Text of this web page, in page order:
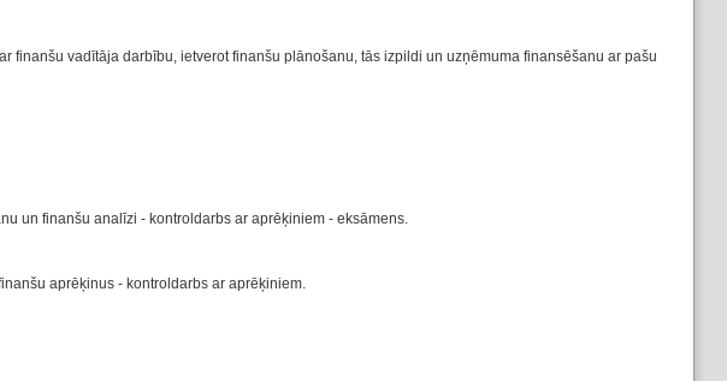
vadītāja darbību, ietverot finanšu plānošanu, tās izpildi un uzņēmuma finansēšanu ar pašu
un finanšu analīzi - kontroldarbs ar aprēķiniem - eksāmens.
aprēķinus - kontroldarbs ar aprēķiniem.